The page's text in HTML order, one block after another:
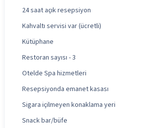
24 saat açık resepsiyon
Kahvaltı servisi var (ücretli)
Kütüphane
Restoran sayısı - 3
Otelde Spa hizmetleri
Resepsiyonda emanet kasası
Sigara içilmeyen konaklama yeri
Snack bar/büfe